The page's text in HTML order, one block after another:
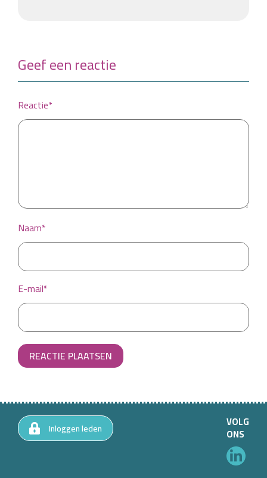
Geef een reactie
Reactie*
Naam*
E-mail*
REACTIE PLAATSEN
Inloggen leden VOLG
ONS